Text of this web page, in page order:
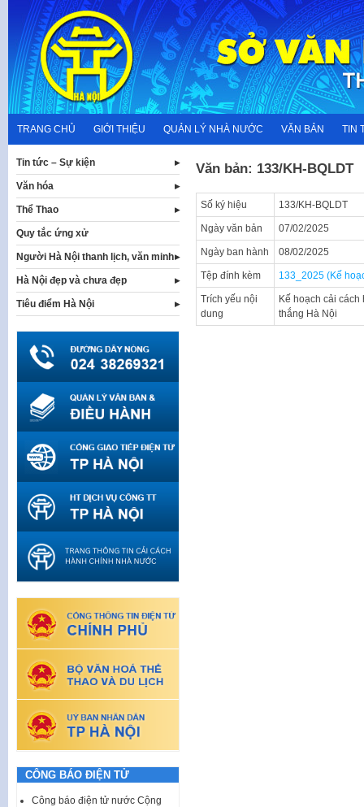
content
TRANG CHỦ GIỚI THIỆU QUẢN LÝ NHÀ NƯỚC VĂN BẢN TIN
Văn bản: 133/KH-BQLDT
Số ký hiệu 133/KH-BQLDT
Ngày văn bản 07/02/2025
Ngày ban hành 08/02/2025
Tệp đính kèm 133_2025 (Kế
Trích yếu nội
dung
Kế hoạch cải cách
thắng Hà Nội
Tin tức – Sự kiện
Văn hóa
Thể Thao
Quy tắc ứng xử
Người Hà Nội thanh lịch, văn minh
Hà Nội đẹp và chưa đẹp
Tiêu điểm Hà Nội
CÔNG BÁO ĐIỆN TỬ
Công báo điện tử nước Cộng